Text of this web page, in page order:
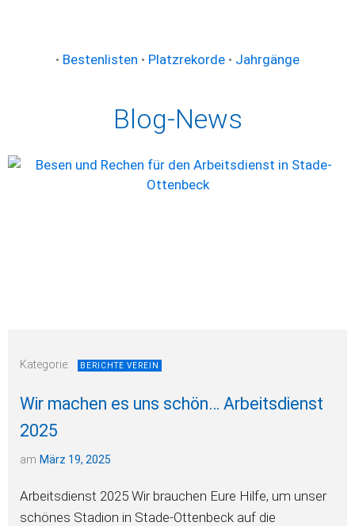
• Bestenlisten • Platzrekorde • Jahrgänge
Blog-News
Kategorie: BERICHTE VEREIN
Wir machen es uns schön… Arbeitsdienst
2025
am März 19, 2025
Arbeitsdienst 2025 Wir brauchen Eure Hilfe, um unser
schönes Stadion in Stade-Ottenbeck auf die